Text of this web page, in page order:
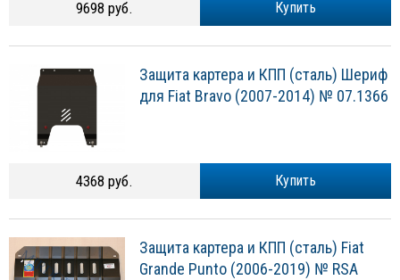
Купить
9698 руб.
Защита картера и КПП (сталь) Шериф
для Fiat Bravo (2007-2014) № 07.1366
Купить
4368 руб.
Защита картера и КПП (сталь) Fiat
Grande Punto (2006-2019) № RSA